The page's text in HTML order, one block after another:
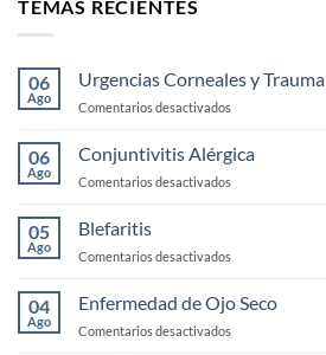
TEMAS RECIENTES
06
Ago
Urgencias Corneales y Trauma
Comentarios desactivados
Corneales
y
Trauma
06
Ago
Conjuntivitis Alérgica
Comentarios desactivados
05
Ago
Blefaritis
Comentarios desactivados
04
Ago
Enfermedad de Ojo Seco
Comentarios desactivados